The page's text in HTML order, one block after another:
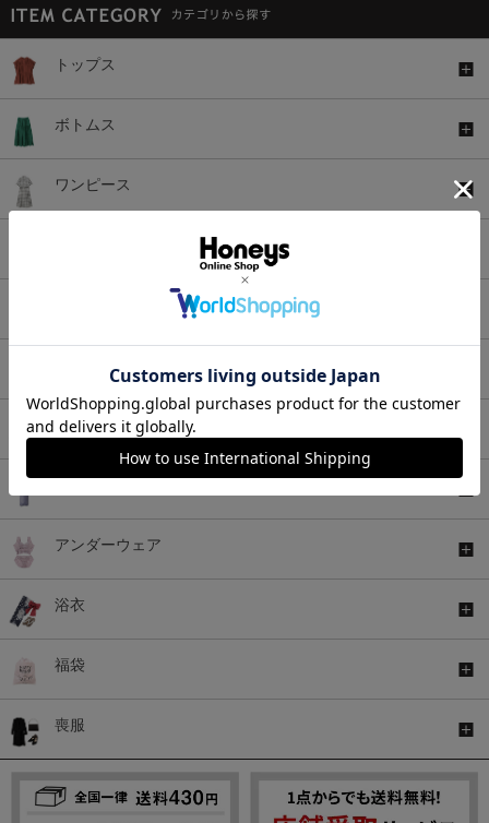
トップス
ボトムス
ワンピース
シューズ
ファッショングッズ
アンダーウェア
浴衣
福袋
喪服